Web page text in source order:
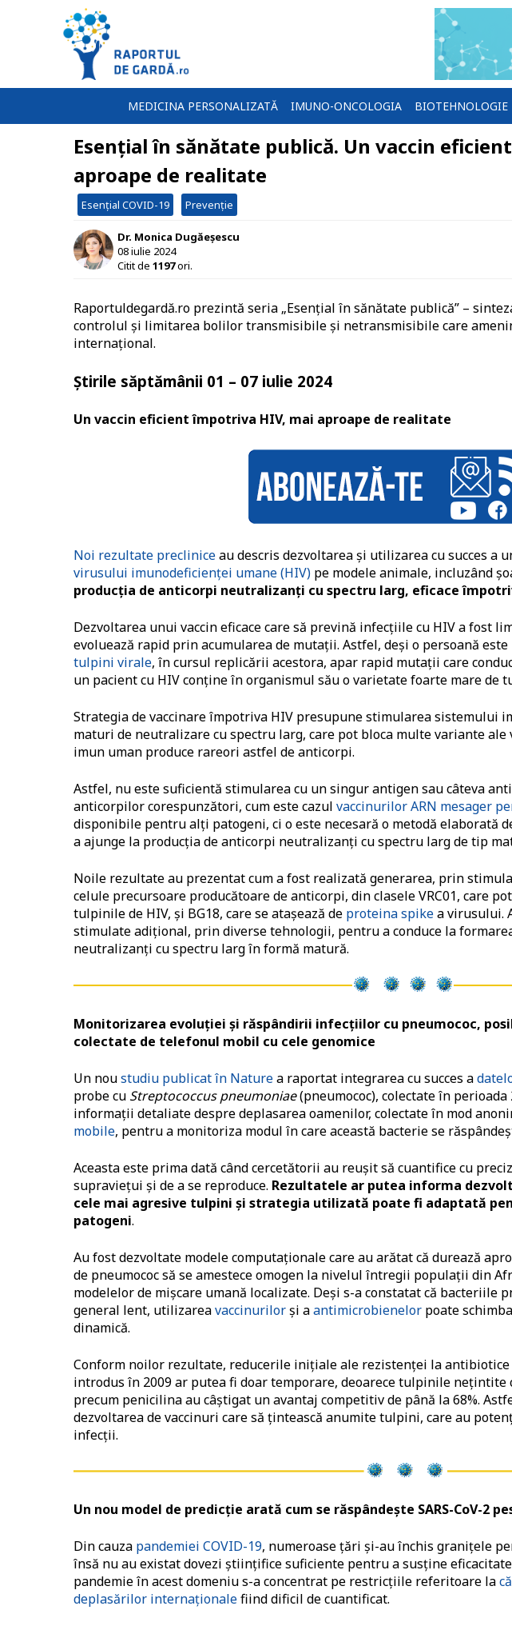
MEDICINA PERSONALIZATĂ IMUNO-ONCOLOGIA BIOTEHNOLOGIE
Esențial în sănătate publică. Un vaccin
aproape de realitate
Esențial COVID-19 Prevenție
Dr. Monica Dugăeșescu
08 iulie 2024
Citit de 1197ori.
Raportuldegardă.ro prezintă seria „Esențial în sănătate publică” –
controlul și limitarea bolilor transmisibile și netransmisibile care
internațional.
Știrile săptămânii 01 – 07 iulie 2024
Un vaccin eficient împotriva HIV, mai aproape de realitate
Noi rezultate precliniceau descris dezvoltarea şi utilizarea cu succes a
virusului imunodeficienţei umane (HIV) pe modele animale, incluzând
producţia de anticorpi neutralizanţi cu spectru larg, eficace
Dezvoltarea unui vaccin eficace care să prevină infecţiile cu HIV a fost
evoluează rapid prin acumularea de mutaţii. Astfel, deşi o persoană
tulpini virale, în cursul replicării acestora, apar rapid mutaţii care
un pacient cu HIV conţine în organismul său o varietate foarte mare de
Strategia de vaccinare împotriva HIV presupune stimularea sistemului
maturi de neutralizare cu spectru larg, care pot bloca multe variante
imun uman produce rareori astfel de anticorpi.
Astfel, nu este suficientă stimularea cu un singur antigen sau câteva
anticorpilor corespunzători, cum este cazul vaccinurilor ARN mesager
disponibile pentru alţi patogeni, ci o este necesară o metodă elaborată
a ajunge la producţia de anticorpi neutralizanţi cu spectru larg de tip
Noile rezultate au prezentat cum a fost realizată generarea, prin
celule precursoare producătoare de anticorpi, din clasele VRC01, care
tulpinile de HIV, şi BG18, care se ataşează de proteina spikea virusului.
stimulate adiţional, prin diverse tehnologii, pentru a conduce la
neutralizanţi cu spectru larg în formă matură.
Monitorizarea evoluţiei şi răspândirii infecțiilor cu pneumococ,
colectate de telefonul mobil cu cele genomice
Un noustudiu publicat în Naturea raportat integrarea cu succes a
probe cu Streptococcus pneumoniae(pneumococ), colectate în perioada
informaţii detaliate despre deplasarea oamenilor, colectate în mod
mobile, pentru a monitoriza modul în care această bacterie se
Aceasta este prima dată când cercetătorii au reușit să cuantifice cu
supraviețui și de a se reproduce. Rezultatele ar putea informa
cele mai agresive tulpini și strategia utilizată poate fi adaptată
patogeni.
Au fost dezvoltate modele computaționale care au arătat că durează
de pneumococ să se amestece omogen la nivelul întregii populații din
modelelor de mișcare umană localizate. Deși s-a constatat că bacteriile
general lent, utilizareavaccinurilorși aantimicrobienelor poate
dinamică.
Conform noilor rezultate, reducerile inițiale ale rezistenței la antibiotice
introdus în 2009 ar putea fi doar temporare, deoarece tulpinile
precum penicilina au câștigat un avantaj competitiv de până la 68%.
dezvoltarea de vaccinuri care să ţintească anumite tulpini, care au
infecţii.
Un nou model de predicţie arată cum se răspândeşte SARS-CoV-2
Din cauza pandemiei COVID-19, numeroase ţări şi-au închis graniţele
însă nu au existat dovezi ştiinţifice suficiente pentru a susţine
pandemie în acest domeniu s-a concentrat pe restricţiile referitoare la
deplasărilor internaţionalefiind dificil de cuantificat.